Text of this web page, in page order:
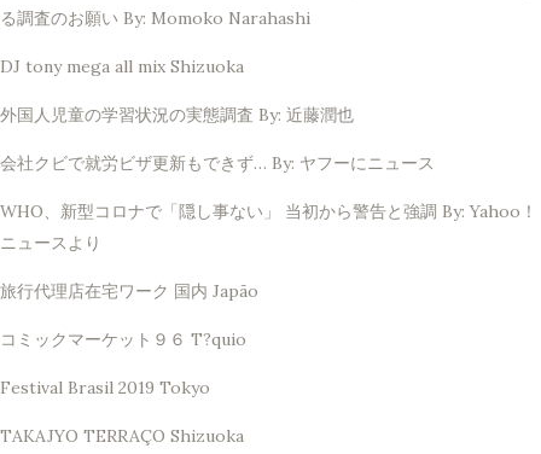
る調査のお願い By: Momoko Narahashi
DJ tony mega all mix Shizuoka
外国人児童の学習状況の実態調査 By: 近藤潤也
会社クビで就労ビザ更新もできず… By: ヤフーにニュース
WHO、新型コロナで「隠し事ない」 当初から警告と強調 By: Yahoo！
ニュースより
旅行代理店在宅ワーク 国内 Japão
コミックマーケット９６ T?quio
Festival Brasil 2019 Tokyo
TAKAJYO TERRAÇO Shizuoka